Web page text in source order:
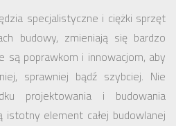
specjalistyczne i ciężki sprzęt
budowy, zmieniają się bardzo
poprawkom i innowacjom, aby
sprawniej bądź szybciej. Nie
projektowania i budowania
element całej budowlanej